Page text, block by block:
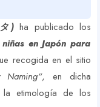
) ha publicado los
en Japón para
recogida en el sitio
Naming“, en dicha
etimología de los